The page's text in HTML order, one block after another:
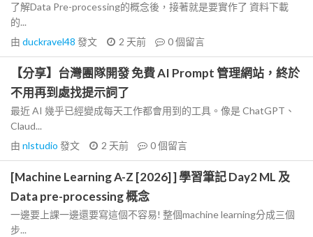
了解Data Pre-processing的概念後，接著就是要實作了 資料下載
的...
由 duckravel48 發文 2 天前 0個留言
【分享】台灣團隊開發 免費 AI Prompt 管理網站，終於
不用再到處找提示詞了
最近 AI 幾乎已經變成每天工作都會用到的工具。像是 ChatGPT、
Claud...
由 nlstudio 發文 2 天前 0個留言
[Machine Learning A-Z [2026] ] 學習筆記 Day2 ML 及
Data pre-processing 概念
一邊要上課一邊還要寫這個不容易! 整個machine learning分成三個
步...